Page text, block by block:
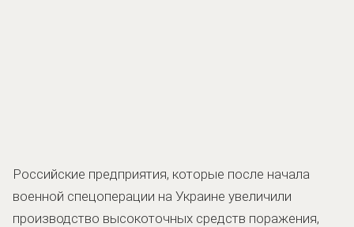
Российские предприятия, которые после начала
военной спецоперации на Украине увеличили
производство высокоточных средств поражения,